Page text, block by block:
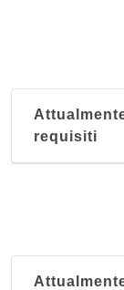
requisiti